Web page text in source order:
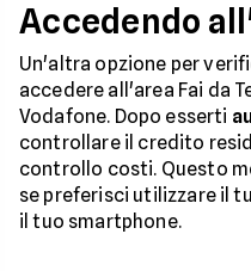
Accedendo
Un'altra opzione per
accedere all'area Fai da
Vodafone. Dopo esserti
controllare il credito
controllo costi. Questo
se preferisci utilizzare il
il tuo smartphone.